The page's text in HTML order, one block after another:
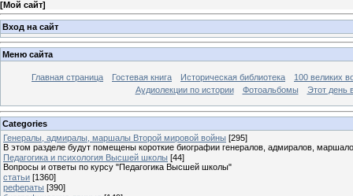
[Мой сайт]
Вход на сайт
Меню сайта
Главная страница Гостевая книга Историческая библиотека
100 великих
Аудиолекции по истории
Фотоальбомы Этот день
Categories
Генералы, адмиралы, маршалы Второй мировой войны [295]
В этом разделе будут помещены короткие биографии генералов, адмиралов,
Педагогика и психология Высшей школы [44]
Вопросы и ответы по курсу "Педагогика Высшей школы"
статьи [1360]
рефераты [390]